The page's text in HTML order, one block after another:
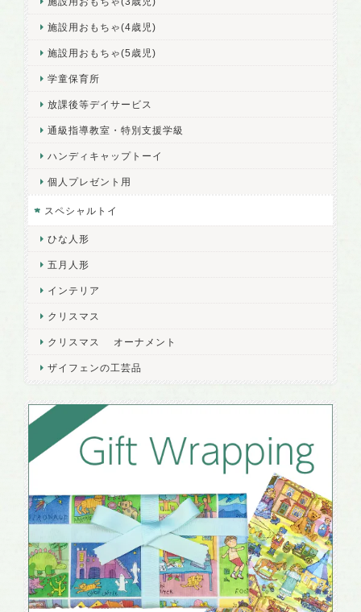
施設用おもちゃ(4歳児)
施設用おもちゃ(5歳児)
学童保育所
放課後等デイサービス
通級指導教室・特別支援学級
ハンディキャップトーイ
個人プレゼント用
スペシャルトイ
ひな人形
五月人形
インテリア
クリスマス
クリスマス オーナメント
ザイフェンの工芸品